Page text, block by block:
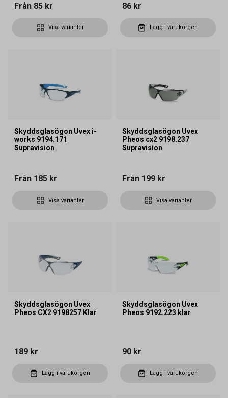
Från 85 kr
Visa varianter
86 kr
Lägg i varukorgen
Skyddsglasögon Uvex i-
works 9194.171
Supravision
Från 185 kr
Visa varianter
Skyddsglasögon Uvex
Pheos cx2 9198.237
Supravision
Från 199 kr
Visa varianter
Skyddsglasögon Uvex
Pheos CX2 9198257 Klar
189 kr
Lägg i varukorgen
Skyddsglasögon Uvex
Pheos 9192.223 klar
90 kr
Lägg i varukorgen